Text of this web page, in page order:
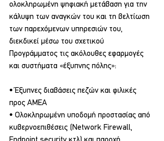
ολοκληρωμένη ψηφιακή μετάβαση για την
κάλυψη των αναγκών του και τη βελτίωση
των παρεχόμενων υπηρεσιών του,
διεκδικεί μέσω του σχετικού
Προγράμματος τις ακόλουθες εφαρμογές
και συστήματα «έξυπνης πόλης»:
• Έξυπνες διαβάσεις πεζών και φιλικές
προς ΑΜΕΑ
• Ολοκληρωμένη υποδομή προστασίας από
κυβερνοεπιθέσεις (Network Firewall,